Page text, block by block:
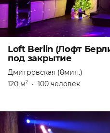
Loft Berlin (Лофт
под закрытие
Дмитровская (8мин.)
120 м2 • 100 человек